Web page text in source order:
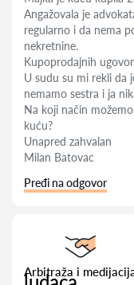
Angažovala je
regularno i da nema
nekretnine.
Kupoprodajnih
U sudu su mi rekli da
nemamo sestra i ja
Na koji način
kuću?
Unapred zahvalan
Milan Batovac
Pređi na odgovor
Arbitraža i